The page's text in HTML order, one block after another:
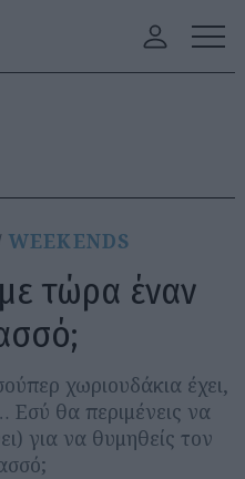
WEEKENDS
τώρα έναν
χωριουδάκια έχει,
Εσύ θα περιμένεις να
για να θυμηθείς τον